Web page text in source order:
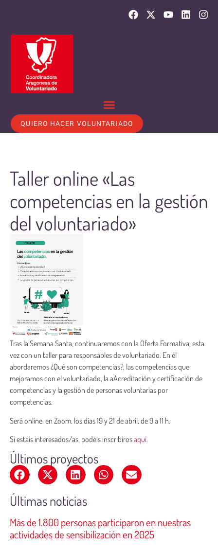
QUIERO HACER VOLUNTARIADO
Taller online «Las
competencias en la gestión
del voluntariado»
Tras la Semana Santa, continuaremos con la Oferta Formativa, esta
vez con un taller para responsables de voluntariado. En él
abordaremos ¿Qué son competencias?, las competencias que
mejoramos con el voluntariado, la aAcreditación y certificación de
competencias y la gestión de personas voluntarias por
competencias.
Será online, en Zoom, los días 19 y 21 de abril, de 9 a 11 h.
Si estáis interesados/as, podéis inscribirosaquí.
Últimos proyectos
Últimas noticias
Más de 1.800 personas participaron en nuestras
actividades de sensibilización en 2025